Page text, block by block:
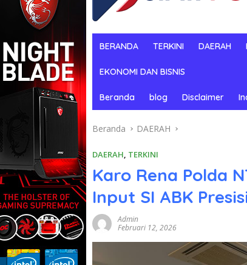
BERANDA TERKINI DAERAH
EKONOMI DAN BISNIS
Beranda blog Disclaimer
Beranda DAERAH
DAERAH, TERKINI
Karo Rena Polda
Input SI ABK
Admin
Februari 12, 2026